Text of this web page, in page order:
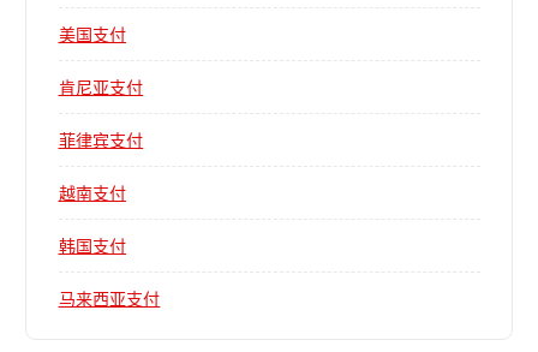
美国支付
肯尼亚支付
菲律宾支付
越南支付
韩国支付
马来西亚支付